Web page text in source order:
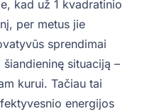
kad už 1 kvadratinio
per metus jie
sprendimai
situaciją –
kurui. Tačiau tai
energijos